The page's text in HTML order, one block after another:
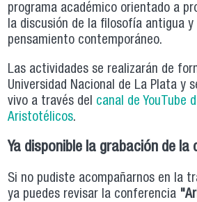
programa académico orientado a
la discusión de la filosofía antigua y
pensamiento contemporáneo.
Las actividades se realizarán de
Universidad Nacional de La Plata y
vivo a través del canal de YouTube
Aristotélicos.
Ya disponible la grabación de la
Si no pudiste acompañarnos en la
ya puedes revisar la conferencia